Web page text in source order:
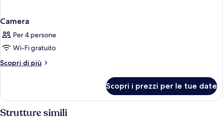
Camera
Per 4 persone
Wi-Fi gratuito
Scopri di più
Altri
Scopri i prezzi per le tue date
Strutture simili